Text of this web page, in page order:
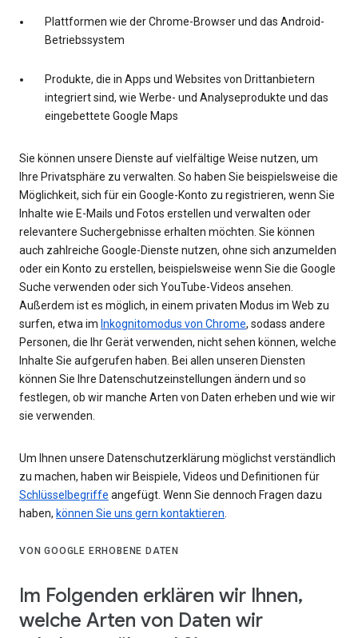
Plattformen wie der Chrome-Browser und das Android-
Betriebssystem
Produkte, die in Apps und Websites von Drittanbietern
integriert sind, wie Werbe- und Analyseprodukte und das
eingebettete Google Maps
Sie können unsere Dienste auf vielfältige Weise nutzen, um
Ihre Privatsphäre zu verwalten. So haben Sie beispielsweise die
Möglichkeit, sich für ein Google-Konto zu registrieren, wenn Sie
Inhalte wie E-Mails und Fotos erstellen und verwalten oder
relevantere Suchergebnisse erhalten möchten. Sie können
auch zahlreiche Google-Dienste nutzen, ohne sich anzumelden
oder ein Konto zu erstellen, beispielsweise wenn Sie die Google
Suche verwenden oder sich YouTube-Videos ansehen.
Außerdem ist es möglich, in einem privaten Modus im Web zu
surfen, etwa im Inkognitomodus von Chrome, sodass andere
Personen, die Ihr Gerät verwenden, nicht sehen können, welche
Inhalte Sie aufgerufen haben. Bei allen unseren Diensten
können Sie Ihre Datenschutzeinstellungen ändern und so
festlegen, ob wir manche Arten von Daten erheben und wie wir
sie verwenden.
Um Ihnen unsere Datenschutzerklärung möglichst verständlich
zu machen, haben wir Beispiele, Videos und Definitionen für
Schlüsselbegriffe angefügt. Wenn Sie dennoch Fragen dazu
haben, können Sie uns gern kontaktieren.
VON GOOGLE ERHOBENE DATEN
Im Folgenden erklären wir Ihnen,
welche Arten von Daten wir